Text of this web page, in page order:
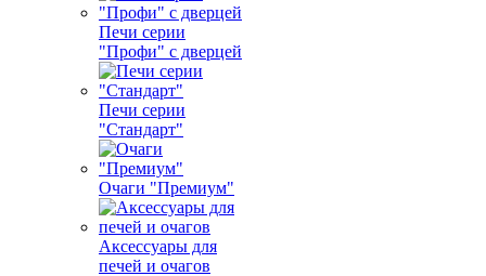
Печи серии
"Профи" с дверцей
Печи серии
"Стандарт"
Очаги "Премиум"
Аксессуары для
печей и очагов